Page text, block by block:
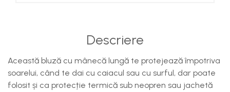
Descriere
Această bluză cu mânecă lungă te protejează împotriva
soarelui, când te dai cu caiacul sau cu surful, dar poate
folosit și ca protecție termică sub neopren sau jachetă